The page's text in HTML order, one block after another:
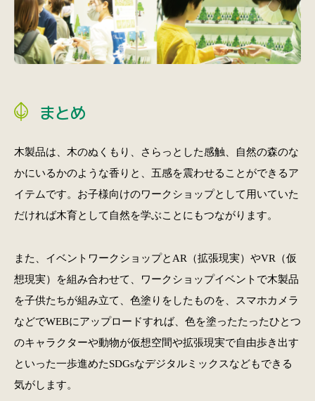
まとめ
木製品は、木のぬくもり、さらっとした感触、自然の森のな
かにいるかのような香りと、五感を震わせることができるア
イテムです。お子様向けのワークショップとして用いていた
だければ木育として自然を学ぶことにもつながります。
また、イベントワークショップとAR（拡張現実）やVR（仮
想現実）を組み合わせて、ワークショップイベントで木製品
を子供たちが組み立て、色塗りをしたものを、スマホカメラ
などでWEBにアップロードすれば、色を塗ったたったひとつ
のキャラクターや動物が仮想空間や拡張現実で自由歩き出す
といった一歩進めたSDGsなデジタルミックスなどもできる
気がします。